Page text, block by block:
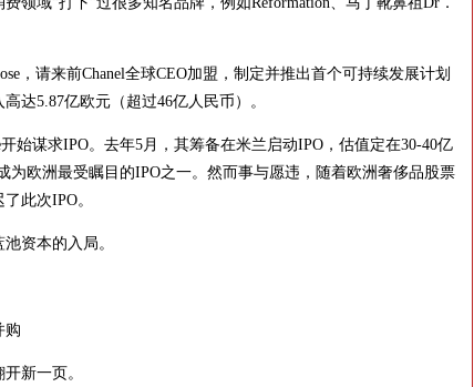
，请来前Chanel全球CEO加盟，制定并推出首个可持续发展计划
达5.87亿欧元（超过46亿人民币）。
谋求IPO。去年5月，其筹备在米兰启动IPO，估值定在30-40亿
为欧洲最受瞩目的IPO之一。然而事与愿违，随着欧洲奢侈品股票
此次IPO。
资本的入局。
新一页。